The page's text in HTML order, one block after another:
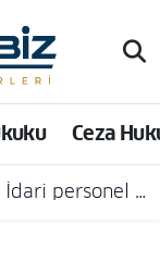
Ceza
açığa alındı